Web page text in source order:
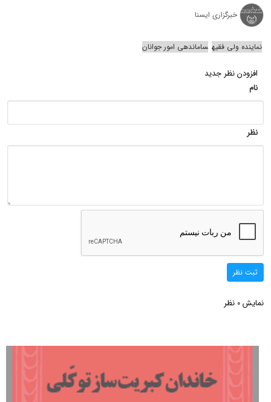
خبرگزاری ایسنا
نماینده ولی فقیه ساماندهی امور جوانان
افزودن نظر جدید
نام
نظر
ثبت نظر
نمایش 0 نظر